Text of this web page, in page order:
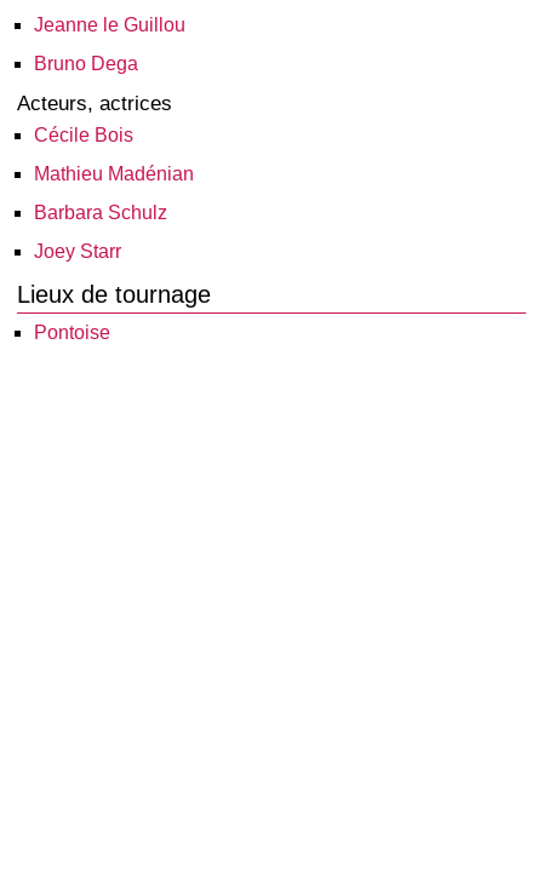
Jeanne le Guillou
Bruno Dega
Acteurs, actrices
Cécile Bois
Mathieu Madénian
Barbara Schulz
Joey Starr
Lieux de tournage
Pontoise